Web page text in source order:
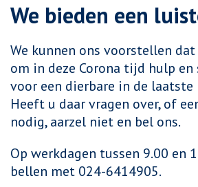
We bieden een
We kunnen ons voorstellen
om in deze Corona tijd hulp
voor een dierbare in de laatste
Heeft u daar vragen over, of
nodig, aarzel niet en bel ons.
Op werkdagen tussen 9.00 en
bellen met 024-6414905.